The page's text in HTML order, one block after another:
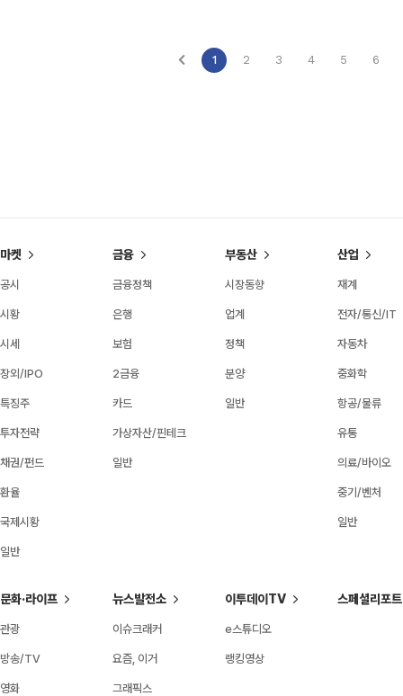
1 2 3 4 5 6
마켓
공시
시황
시세
장외/IPO
특징주
투자전략
채권/펀드
환율
국제시황
일반
금융
금융정책
은행
보험
2금융
카드
가상자산/핀테크
일반
부동산
시장동향
업계
정책
분양
일반
산업
재계
전자/통신/IT
자동차
중화학
항공/물류
유통
의료/바이오
중기/벤처
일반
문화·라이프
관광
방송/TV
영화
뉴스발전소
이슈크래커
요즘, 이거
그래픽스
이투데이TV
e스튜디오
랭킹영상
스페셜리포트